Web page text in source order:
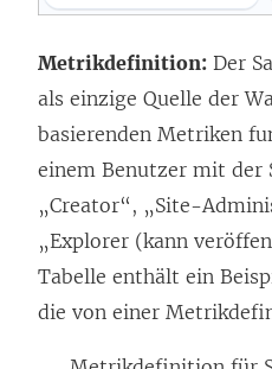
Metrikdefinition: Der
als einzige Quelle der
basierenden Metriken
einem Benutzer mit der
„Creator“, „Site-
„Explorer (kann
Tabelle enthält ein
die von einer